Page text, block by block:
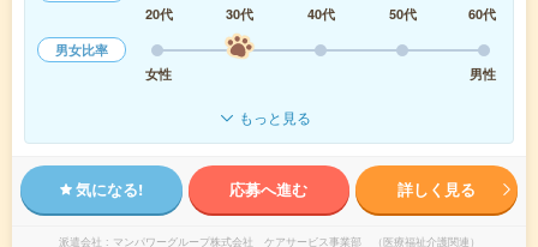
20代
30代 40代 50代
60代
男女比率
女性
男性
もっと見る
気になる! 応募へ進む 詳しく見る
派遣会社 マンパワーグループ株式会社 ケアサービス事業部 （医療福祉介護関連）